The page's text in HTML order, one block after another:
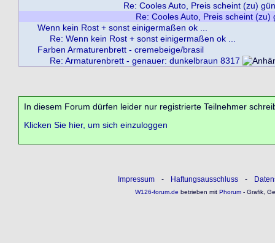
Re: Cooles Auto, Preis scheint (zu)
Re: Cooles Auto, Preis scheint (zu)
Wenn kein Rost + sonst einigermaßen ok ...
Re: Wenn kein Rost + sonst einigermaßen ok ...
Farben Armaturenbrett - cremebeige/brasil
Re: Armaturenbrett - genauer: dunkelbraun 8317
In diesem Forum dürfen leider nur registrierte Teilnehmer
Klicken Sie hier, um sich einzuloggen
Impressum - Haftungsausschluss -
W126-forum.de betrieben mitPhorum- Grafik,